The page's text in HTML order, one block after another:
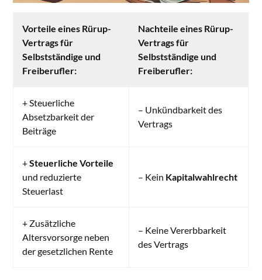
Vorteile eines Rürup-
Vertrags für
Selbstständige und
Freiberufler:
Nachteile eines Rürup-
Vertrags für
Selbstständige und
Freiberufler:
+ Steuerliche
Absetzbarkeit der
Beiträge
– Unkündbarkeit des
Vertrags
+Steuerliche Vorteile
und reduzierte
Steuerlast
– Kein Kapitalwahlrecht
+ Zusätzliche
Altersvorsorge neben
der gesetzlichen Rente
– Keine Vererbbarkeit
des Vertrags